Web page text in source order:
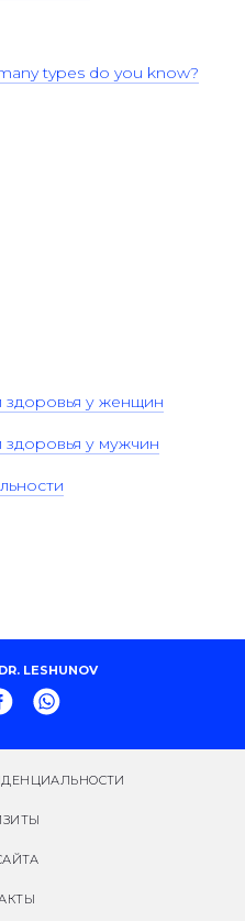
types do you know?
здоровья у женщин
у мужчин
LESHUNOV